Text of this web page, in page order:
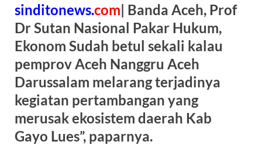
sinditonews.com| Banda Aceh, Prof
Dr Sutan Nasional Pakar Hukum,
Ekonom Sudah betul sekali kalau
pemprov Aceh Nanggru Aceh
Darussalam melarang terjadinya
kegiatan pertambangan yang
merusak ekosistem daerah Kab
Gayo Lues”, paparnya.